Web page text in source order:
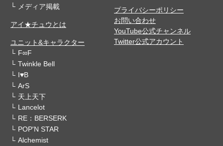
メディア掲載
アイ★チュウとは
ユニット&キャラクター
F∞F
Twinkle Bell
I♥B
ArS
天上天下
Lancelot
RE：BERSERK
POP'N STAR
Alchemist
プライバシーポリシー
お問い合わせ
YouTube公式チャンネル
Twitter公式アカウント